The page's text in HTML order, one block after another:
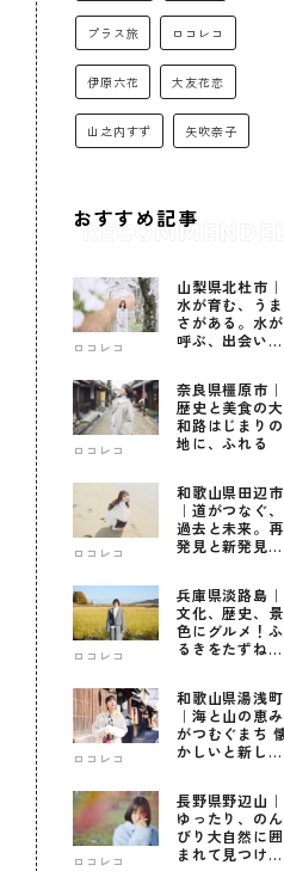
プラス旅 ロコレコ
伊原六花 大友花恋
山之内すず 矢吹奈子
おすすめ記事
ロコレコ
山梨県北杜市｜
水が育む、うま
さがある。水が
呼ぶ、出会いが
ロコレコ
奈良県橿原市｜
歴史と美食の大
和路はじまりの
地に、ふれる
ロコレコ
和歌山県田辺市
｜道がつなぐ、
過去と未来。再
発見と新発見の
ロコレコ
兵庫県淡路島｜
文化、歴史、景
色にグルメ！ふ
るきをたずねて
ロコレコ
和歌山県湯浅町
｜海と山の恵み
がつむぐまち 懐
かしいと新しい
ロコレコ
長野県野辺山｜
ゆったり、のん
びり大自然に囲
まれて見つけ